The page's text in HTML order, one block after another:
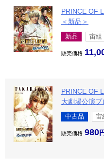
PRINCE OF
＜新品＞
新品 宙組
販売価格
PRINCE OF
大劇場公演プ
中古品 宙
販売価格 980